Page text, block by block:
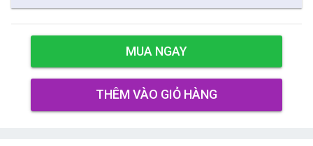
MUA NGAY
THÊM VÀO GIỎ HÀNG